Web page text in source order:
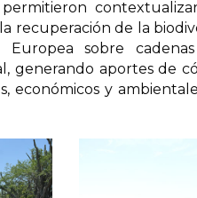
recuperación de la
sobre
generando aportes de
económicos y